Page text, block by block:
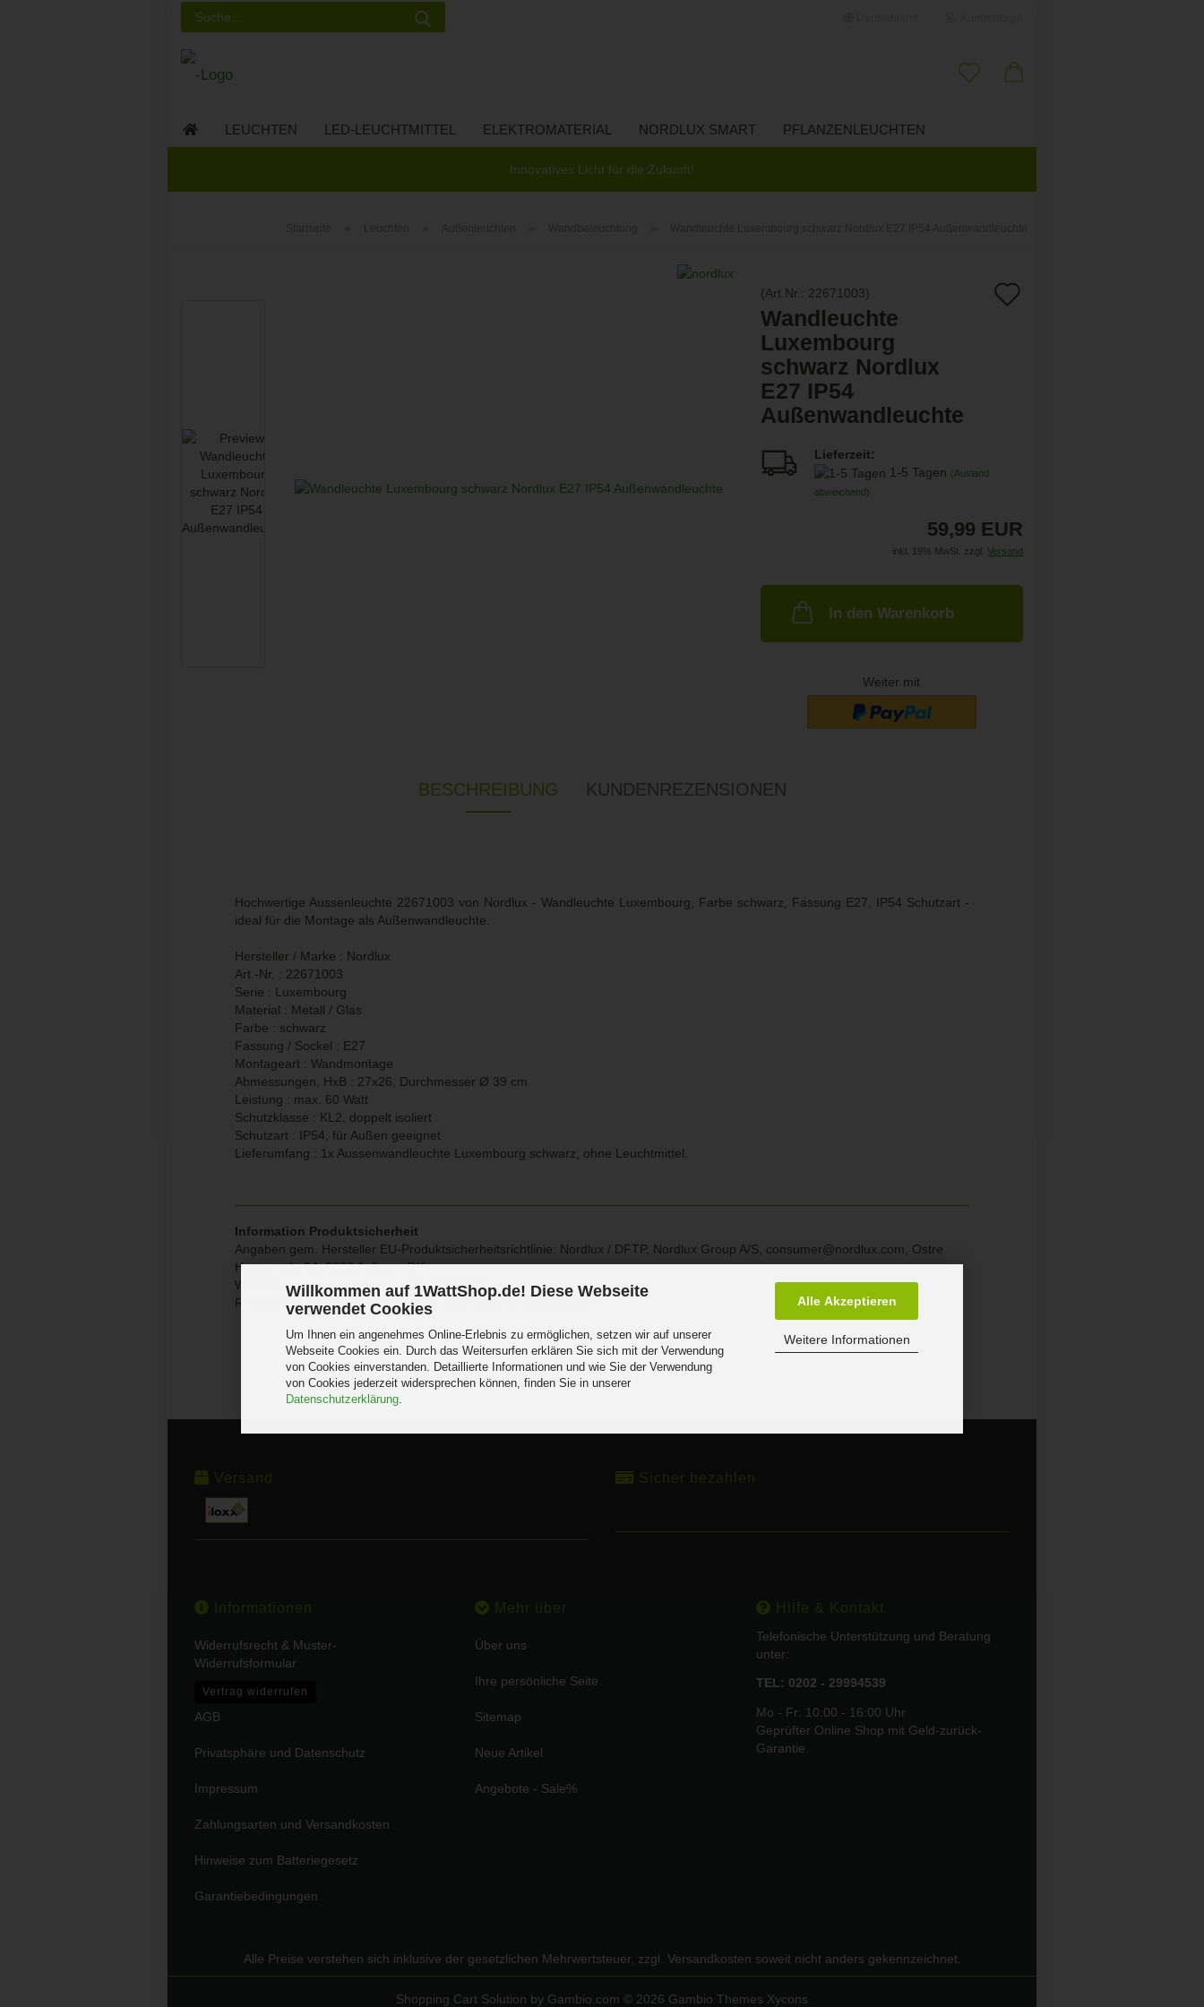
Willkommen auf 1WattShop.de! Diese Webseite
verwendet Cookies
Um Ihnen ein angenehmes Online-Erlebnis zu ermöglichen, setzen wir auf unserer
Webseite Cookies ein. Durch das Weitersurfen erklären Sie sich mit der Verwendung
von Cookies einverstanden. Detaillierte Informationen und wie Sie der Verwendung
von Cookies jederzeit widersprechen können, finden Sie in unserer
Datenschutzerklärung.
Alle Akzeptieren
Weitere Informationen
Passwort vergessen?
Innovatives Licht für die Zukunft!
LEUCHTEN LED-LEUCHTMITTEL ELEKTROMATERIAL NORDLUX SMART PFLANZENLEUCHTEN
(Art.Nr.: 22671003)
Wandleuchte
Luxembourg
schwarz Nordlux
E27 IP54
Außenwandleuchte
Lieferzeit:
1-5 Tagen (Ausland
abweichend)
59,99 EUR
inkl. 19% MwSt. zzgl. Versand
In den Warenkorb
Weiter mit
BESCHREIBUNG KUNDENREZENSIONEN
Hochwertige Aussenleuchte 22671003 von Nordlux - Wandleuchte Luxembourg, Farbe schwarz, Fassung E27, IP54 Schutzart -
ideal für die Montage als Außenwandleuchte.
Hersteller / Marke : Nordlux
Art.-Nr. : 22671003
Serie : Luxembourg
Material : Metall / Glas
Farbe : schwarz
Fassung / Sockel : E27
Montageart : Wandmontage
Abmessungen, HxB : 27x26, Durchmesser Ø 39 cm
Leistung : max. 60 Watt
Schutzklasse : KL2, doppelt isoliert
Schutzart : IP54, für Außen geeignet
Lieferumfang : 1x Aussenwandleuchte Luxembourg schwarz, ohne Leuchtmittel.
Information Produktsicherheit
Angaben gem. Hersteller EU-Produktsicherheitsrichtlinie: Nordlux / DFTP, Nordlux Group A/S, consumer@nordlux.com, Ostre
Havnegade 34, 9000 Aalborg, DK
WEEE-Registrierungsnummer DE 45523698
Registrierungsnummer für Batterien Nordlux/DFTP DE34109257
Versand Sicher bezahlen
Informationen
Widerrufsrecht & Muster-
Widerrufsformular
Vertrag widerrufen
AGB
Privatsphäre und Datenschutz
Impressum
Zahlungsarten und Versandkosten
Hinweise zum Batteriegesetz
Garantiebedingungen
Mehr über
Über uns
Ihre persönliche Seite
Sitemap
Neue Artikel
Angebote - Sale%
Hilfe & Kontakt
Telefonische Unterstützung und Beratung
unter:
TEL: 0202 - 29994539
Mo - Fr: 10:00 - 16:00 Uhr
Geprüfter Online Shop mit Geld-zurück-
Garantie.
Alle Preise verstehen sich inklusive der gesetzlichen Mehrwertsteuer, zzgl. Versandkosten soweit nicht anders gekennzeichnet.
Shopping Cart Solution by Gambio.com © 2026 Gambio Themes Xycons